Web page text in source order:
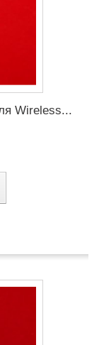
Wireless...